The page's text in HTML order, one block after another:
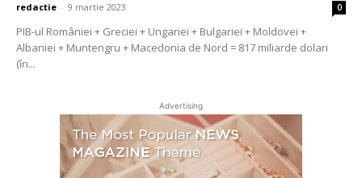
redactie - 9 martie 2023 0
PIB-ul României + Greciei + Ungariei + Bulgariei + Moldovei +
Albaniei + Muntengru + Macedonia de Nord = 817 miliarde dolari
(în...
Advertising